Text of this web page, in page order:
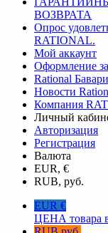
ВОЗВРАТА
Опрос
RATIONAL.
Мой аккаунт
Оформление
Rational
Новости
Компания
Личный
Авторизация
Регистрация
Валюта
EUR, €
RUB, руб.
EUR €
ЦЕНА товара